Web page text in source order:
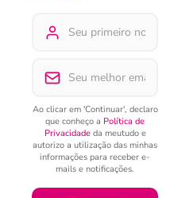
Ao clicar em 'Continuar', declaro
que conheço a Política de
Privacidadeda meutudo e
autorizo a utilização das minhas
informações para receber e-
mails e notificações.